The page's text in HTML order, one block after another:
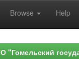
Browse Help
"Гомельский